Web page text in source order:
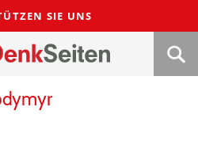
SIE UNS